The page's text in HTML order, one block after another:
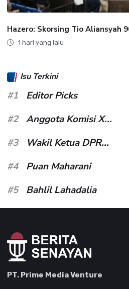
Hazero: Skorsing Tio Aliansyah
1 hari yang lalu
Isu Terkini
#1
Editor Picks
#2
Anggota Komisi X...
#3
Wakil Ketua DPR...
#4
Puan Maharani
#5
Bahlil Lahadalia
PT. Prime Media Venture